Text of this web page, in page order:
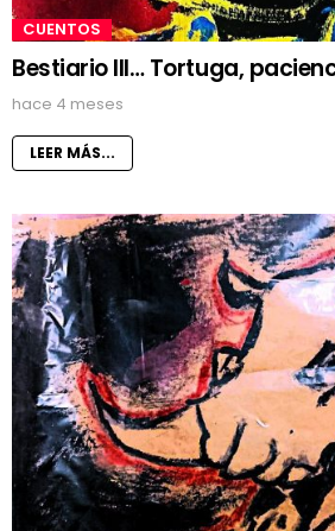
CUENTOS
Bestiario III… Tortuga,
hace 4 meses
LEER MÁS...